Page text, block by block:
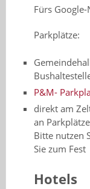
Fürs Google-
Parkplätze:
P&M-
direkt am
an
Bitte nutzen
Sie zum Fest
Hotels